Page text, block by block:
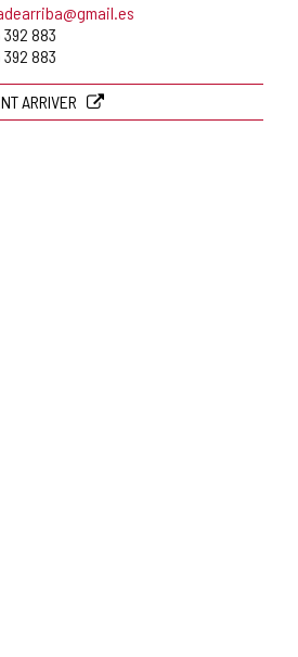
392 883
392 883
ARRIVER